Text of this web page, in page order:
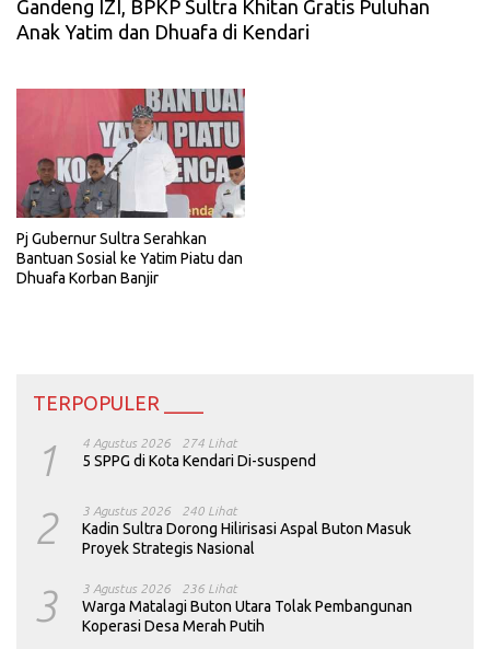
Gandeng IZI, BPKP Sultra Khitan Gratis Puluhan
Anak Yatim dan Dhuafa di Kendari
Pj Gubernur Sultra Serahkan
Bantuan Sosial ke Yatim Piatu dan
Dhuafa Korban Banjir
TERPOPULER ____
1 4 Agustus 2026 274 Lihat
5 SPPG di Kota Kendari Di-suspend
2 3 Agustus 2026 240 Lihat
Kadin Sultra Dorong Hilirisasi Aspal Buton Masuk
Proyek Strategis Nasional
3 3 Agustus 2026 236 Lihat
Warga Matalagi Buton Utara Tolak Pembangunan
Koperasi Desa Merah Putih